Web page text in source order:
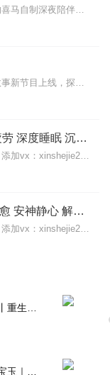
欢迎各位关注和订阅我参与创作的喜马自制深夜陪伴谈话栏目《听你说·百态人声》【听你说·百态人声】每晚直播连线真实人间故事|叶文现场互动中|人间冷暖，抱团取暖每周...
感动的、治愈的、伴你入眠的好故事新节目上线，探索现实世界的无尽魅力，追求对生活的真实记录《听见人间真相》（点击名称，直达专辑）网易人间故事集持续更新中，邀您关注...
睡前冥想：一听就困 消除疲劳 深度睡眠 沉浸体验
如果你还感到焦虑、困惑、无助，添加vx：xinshejie2018、vx公众号：宣萱心伴，与主播宣萱开启心灵交流之旅，共建温暖的精神家园！如果你喜欢我的内容，请...
正念冥想 | 减压冥想 音乐疗愈 安神静心 解郁降噪
如果你还感到焦虑、困惑、无助，添加vx：xinshejie2018、vx公众号：宣萱心伴，与主播宣萱开启心灵交流之旅，共建温暖的精神家园！如果你喜欢我的内容，请...